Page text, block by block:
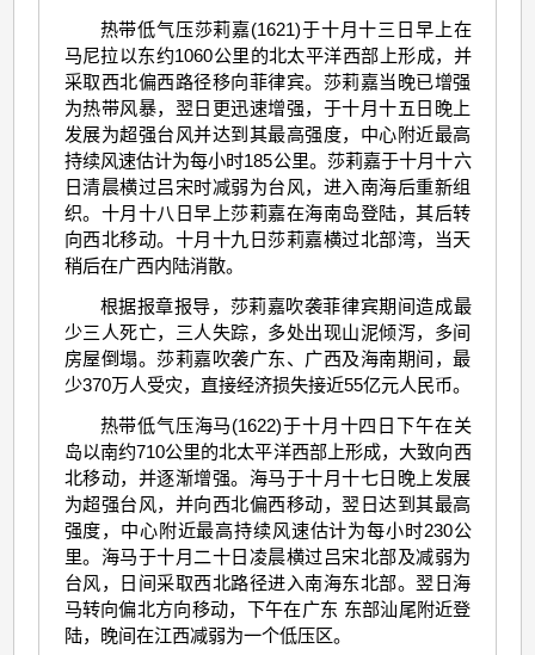
热带低气压莎莉嘉(1621)于十月十三日早上在
马尼拉以东约1060公里的北太平洋西部上形成，并
采取西北偏西路径移向菲律宾。莎莉嘉当晚已增强
为热带风暴，翌日更迅速增强，于十月十五日晚上
发展为超强台风并达到其最高强度，中心附近最高
持续风速估计为每小时185公里。莎莉嘉于十月十六
日清晨横过吕宋时减弱为台风，进入南海后重新组
织。十月十八日早上莎莉嘉在海南岛登陆，其后转
向西北移动。十月十九日莎莉嘉横过北部湾，当天
稍后在广西内陆消散。
根据报章报导，莎莉嘉吹袭菲律宾期间造成最
少三人死亡，三人失踪，多处出现山泥倾泻，多间
房屋倒塌。莎莉嘉吹袭广东、广西及海南期间，最
少370万人受灾，直接经济损失接近55亿元人民币。
热带低气压海马(1622)于十月十四日下午在关
岛以南约710公里的北太平洋西部上形成，大致向西
北移动，并逐渐增强。海马于十月十七日晚上发展
为超强台风，并向西北偏西移动，翌日达到其最高
强度，中心附近最高持续风速估计为每小时230公
里。海马于十月二十日凌晨横过吕宋北部及减弱为
台风，日间采取西北路径进入南海东北部。翌日海
马转向偏北方向移动，下午在广东 东部汕尾附近登
陆，晚间在江西减弱为一个低压区。